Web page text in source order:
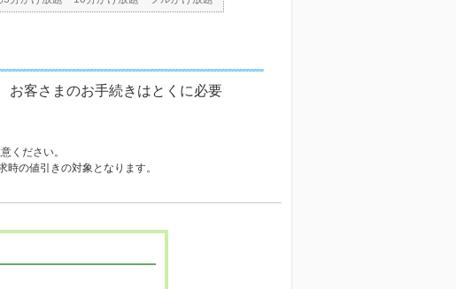
お客さまのお手続きはとくに必要
ください。
の値引きの対象となります。